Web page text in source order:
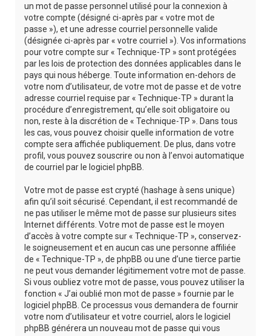
un mot de passe personnel utilisé pour la connexion à
votre compte (désigné ci-après par « votre mot de
passe »), et une adresse courriel personnelle valide
(désignée ci-après par « votre courriel »). Vos informations
pour votre compte sur « Technique-TP » sont protégées
par les lois de protection des données applicables dans le
pays qui nous héberge. Toute information en-dehors de
votre nom d’utilisateur, de votre mot de passe et de votre
adresse courriel requise par « Technique-TP » durant la
procédure d’enregistrement, qu’elle soit obligatoire ou
non, reste à la discrétion de « Technique-TP ». Dans tous
les cas, vous pouvez choisir quelle information de votre
compte sera affichée publiquement. De plus, dans votre
profil, vous pouvez souscrire ou non à l’envoi automatique
de courriel par le logiciel phpBB.
Votre mot de passe est crypté (hashage à sens unique)
afin qu’il soit sécurisé. Cependant, il est recommandé de
ne pas utiliser le même mot de passe sur plusieurs sites
Internet différents. Votre mot de passe est le moyen
d’accès à votre compte sur « Technique-TP », conservez-
le soigneusement et en aucun cas une personne affiliée
de « Technique-TP », de phpBB ou une d’une tierce partie
ne peut vous demander légitimement votre mot de passe.
Si vous oubliez votre mot de passe, vous pouvez utiliser la
fonction « J’ai oublié mon mot de passe » fournie par le
logiciel phpBB. Ce processus vous demandera de fournir
votre nom d’utilisateur et votre courriel, alors le logiciel
phpBB générera un nouveau mot de passe qui vous